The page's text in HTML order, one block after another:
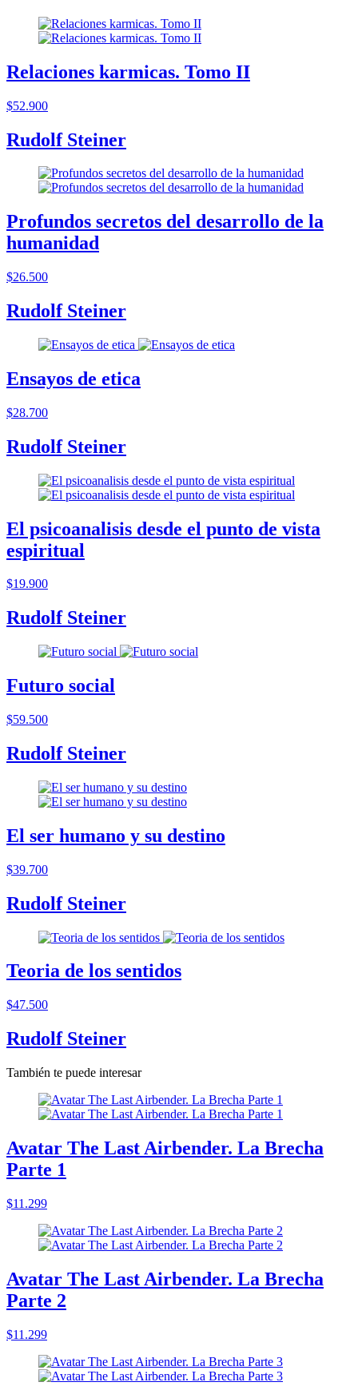
Relaciones karmicas. Tomo II
$52.900
Rudolf Steiner
Profundos secretos del desarrollo de la
humanidad
$26.500
Rudolf Steiner
Ensayos de etica
$28.700
Rudolf Steiner
El psicoanalisis desde el punto de vista
espiritual
$19.900
Rudolf Steiner
Futuro social
$59.500
Rudolf Steiner
El ser humano y su destino
$39.700
Rudolf Steiner
Teoria de los sentidos
$47.500
Rudolf Steiner
También te puede interesar
Avatar The Last Airbender. La Brecha
Parte 1
$11.299
Avatar The Last Airbender. La Brecha
Parte 2
$11.299